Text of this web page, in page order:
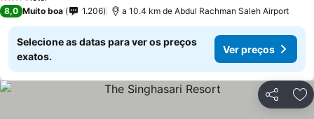
3 Estrelas
8,0 Muito boa 1.206 a 10.4 km de Abdul Rachman Saleh Airport
Selecione as datas para ver os preços
exatos.
Ver preços
Partilhar